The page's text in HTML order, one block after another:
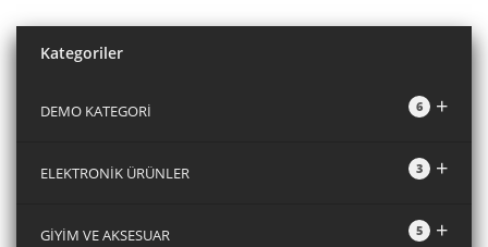
Kategoriler
6
DEMO KATEGORİ +
3
ELEKTRONİK ÜRÜNLER +
5
GİYİM VE AKSESUAR +